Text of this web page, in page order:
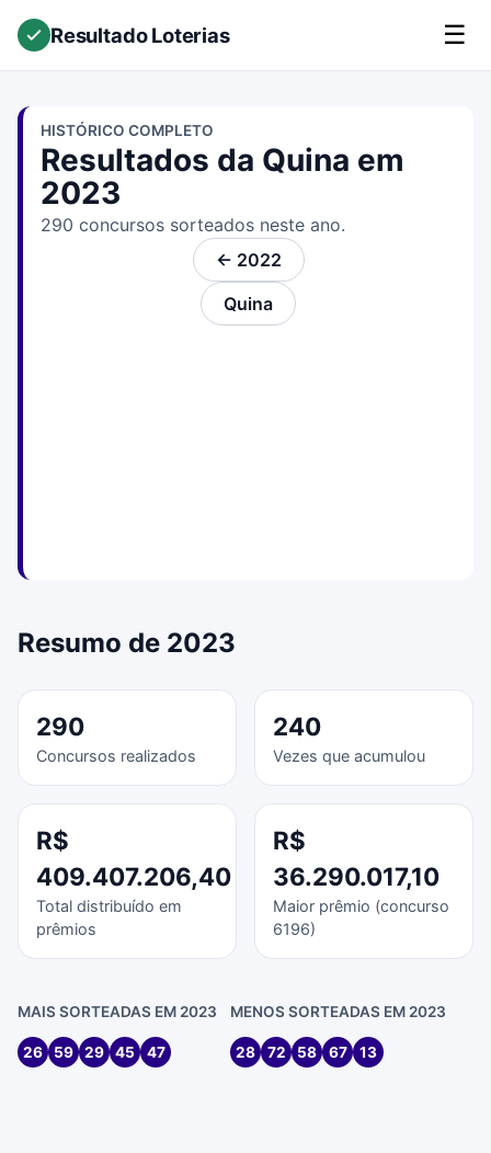
Resultado Loterias ☰
HISTÓRICO COMPLETO
Resultados da Quina em
2023
290 concursos sorteados neste ano.
← 2022
Quina
Resumo de 2023
290
Concursos realizados
240
Vezes que acumulou
R$
409.407.206,40
Total distribuído em
prêmios
R$
36.290.017,10
Maior prêmio (concurso
6196)
MAIS SORTEADAS EM 2023
26 59 29 45 47
MENOS SORTEADAS EM 2023
28 72 58 67 13